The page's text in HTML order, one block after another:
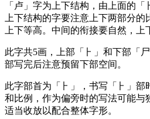
「卢」字为上下结构，由上面的「
上下结构的字要注意上下两部分的
上下等高。中间的衔接要自然，上
此字共5画，上部「⺊」和下部「
部写完后注意预留下部空间。
此字部首为「⺊」，书写「⺊」部
和比例，作为偏旁时的写法可能与
适当收放以配合整体字形。